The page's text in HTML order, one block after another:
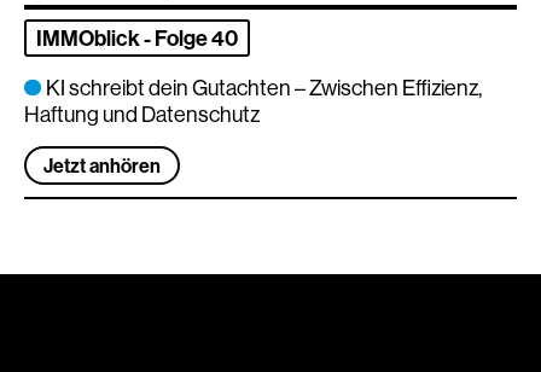
KI schreibt dein Gutachten – Zwischen Effizienz,
Haftung und Datenschutz
IMMOblick - Folge 40
Jetzt anhören